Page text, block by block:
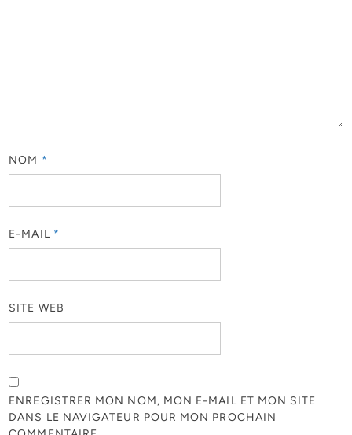
NOM *
E-MAIL *
SITE WEB
ENREGISTRER MON NOM, MON E-MAIL ET MON SITE
DANS LE NAVIGATEUR POUR MON PROCHAIN